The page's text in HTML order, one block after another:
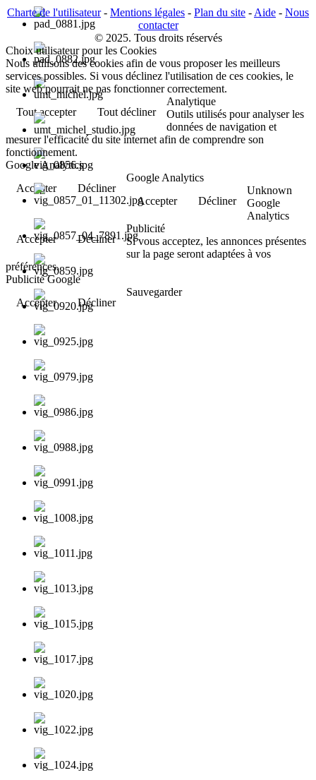
Charte de l'utilisateur- Mentions légales - Plan du site - Aide - Nous
contacter
© 2025. Tous droits réservés
Choix utilisateur pour les Cookies
Nous utilisons des cookies afin de vous proposer les meilleurs
services possibles. Si vous déclinez l'utilisation de ces cookies, le
site web pourrait ne pas fonctionner correctement.
Tout accepter
Tout décliner
Analytique
Outils utilisés pour analyser les
données de navigation et
mesurer l'efficacité du site internet afin de comprendre son
fonctionnement.
Google Analytics
Accepter
Décliner
Google Analytics
Accepter
Décliner
Unknown
Google
Analytics
Accepter
Décliner
Publicité
Si vous acceptez, les annonces présentes
sur la page seront adaptées à vos
préférences.
Publicité Google
Accepter
Décliner
Sauvegarder